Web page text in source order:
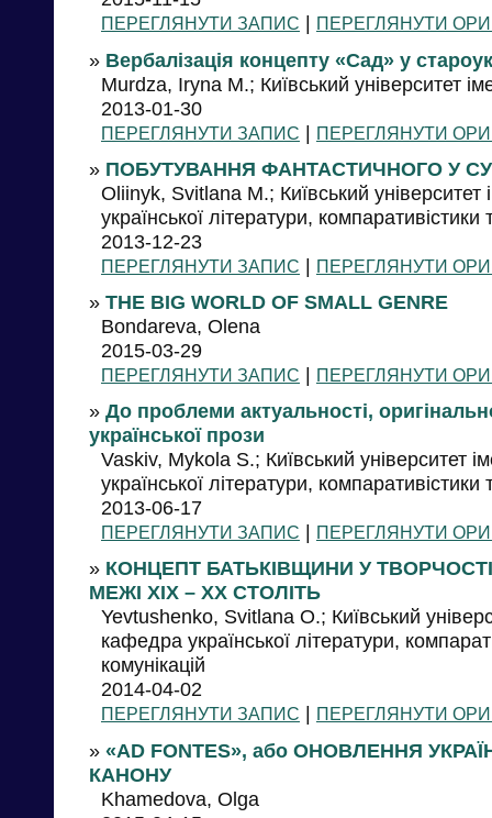
ПЕРЕГЛЯНУТИ ЗАПИС | ПЕРЕГЛЯНУТИ
» Вербалізація концепту «Сад» у
Murdza, Iryna M.; Київський університет
2013-01-30
ПЕРЕГЛЯНУТИ ЗАПИС | ПЕРЕГЛЯНУТИ
» ПОБУТУВАННЯ ФАНТАСТИЧНОГО У
Oliinyk, Svitlana M.; Київський
української літератури, компаративістики
2013-12-23
ПЕРЕГЛЯНУТИ ЗАПИС | ПЕРЕГЛЯНУТИ
» THE BIG WORLD OF SMALL GENRE
Bondareva, Olena
2015-03-29
ПЕРЕГЛЯНУТИ ЗАПИС | ПЕРЕГЛЯНУТИ
» До проблеми актуальності,
української прози
Vaskiv, Mykola S.; Київський університет
української літератури, компаративістики
2013-06-17
ПЕРЕГЛЯНУТИ ЗАПИС | ПЕРЕГЛЯНУТИ
» КОНЦЕПТ БАТЬКІВЩИНИ У
МЕЖІ ХІХ – ХХ СТОЛІТЬ
Yevtushenko, Svitlana O.; Київський
кафедра української літератури,
комунікацій
2014-04-02
ПЕРЕГЛЯНУТИ ЗАПИС | ПЕРЕГЛЯНУТИ
» «AD FONTES», або ОНОВЛЕННЯ
КАНОНУ
Khamedova, Olga